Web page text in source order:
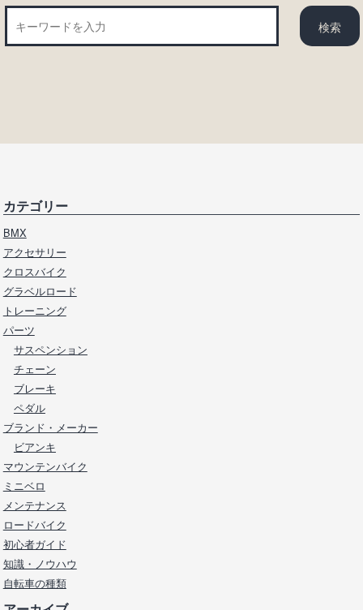
カテゴリー
BMX
アクセサリー
クロスバイク
グラベルロード
トレーニング
パーツ
サスペンション
チェーン
ブレーキ
ペダル
ブランド・メーカー
ビアンキ
マウンテンバイク
ミニベロ
メンテナンス
ロードバイク
初心者ガイド
知識・ノウハウ
自転車の種類